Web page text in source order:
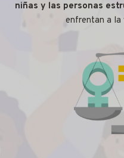
niñas y las personas
enfrentan a la